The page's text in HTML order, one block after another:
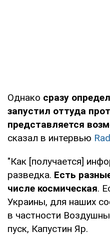
Однако сразу
запустил оттуда
представляется
сказал в интервью
"Как [получается]
разведка. Есть
числе космическая.
Украины, для наших
в частности
пуск, Капустин Яр.